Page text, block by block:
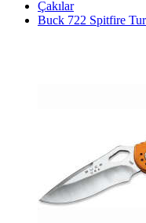
Çakılar
Buck 722 Spitfire